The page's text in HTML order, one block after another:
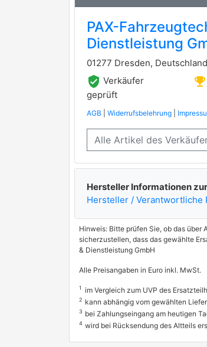
PAX-
Dienstleistung
01277 Dresden, Deutschland
verified_user Verkäufer
geprüft
emoji_events
AGB Widerrufsbelehrung
Alle Artikel des
Hersteller Informationen
Hersteller / Verantwortliche
Hinweis: Bitte prüfen Sie, ob das
sicherzustellen, dass das gewählte
& Dienstleistung GmbH
Alle Preisangaben in Euro inkl. MwSt.
1 im Vergleich zum UVP des
2 kann abhängig vom gewählten
3 bei Zahlungseingang am heutigen
4 wird bei Rücksendung des Altteils